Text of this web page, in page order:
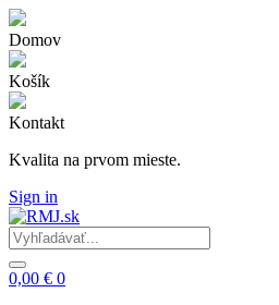
Domov
Košík
Kontakt
Kvalita na prvom mieste.
Sign in
0,00 € 0